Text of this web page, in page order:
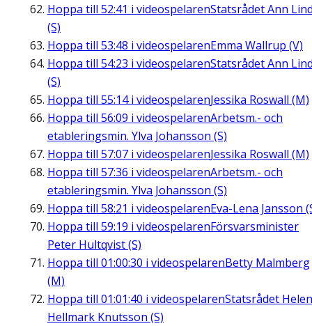
Hoppa till 52:41 i videospelarenStatsrådet Ann
(S)
Hoppa till 53:48 i videospelarenEmma Wallrup (V)
Hoppa till 54:23 i videospelarenStatsrådet Ann
(S)
Hoppa till 55:14i videospelarenJessika Roswall (M)
Hoppa till 56:09 i videospelarenArbetsm.- och
etableringsmin. Ylva Johansson (S)
Hoppa till 57:07 i videospelarenJessika Roswall (M)
Hoppa till 57:36 i videospelarenArbetsm.- och
etableringsmin. Ylva Johansson (S)
Hoppa till 58:21 i videospelarenEva-Lena Jansson
Hoppa till 59:19 i videospelarenFörsvarsminister
Peter Hultqvist (S)
Hoppa till 01:00:30 i videospelarenBetty Malmberg
(M)
Hoppa till 01:01:40 i videospelarenStatsrådet
Hellmark Knutsson (S)